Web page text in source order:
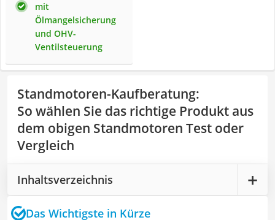
mit
Ölmangelsicherung
und OHV-
Ventilsteuerung
Standmotoren-Kaufberatung:
So wählen Sie das richtige Produkt aus
dem obigen Standmotoren Test oder
Vergleich
Inhaltsverzeichnis
Das Wichtigste in Kürze